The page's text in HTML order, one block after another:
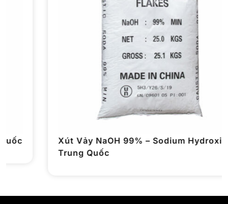
Xút Vảy NaOH 99% – Sodium Hydroxide –
Trung Quốc